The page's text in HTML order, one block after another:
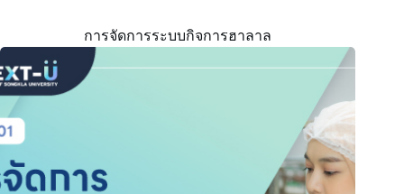
การจัดการระบบกิจการฮาลาล